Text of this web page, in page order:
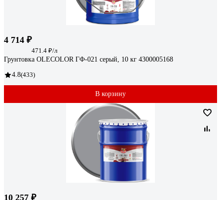
4 714 ₽
471.4 ₽/л
Грунтовка OLECOLOR ГФ-021 серый, 10 кг 4300005168
4.8(433)
В корзину
10 257 ₽